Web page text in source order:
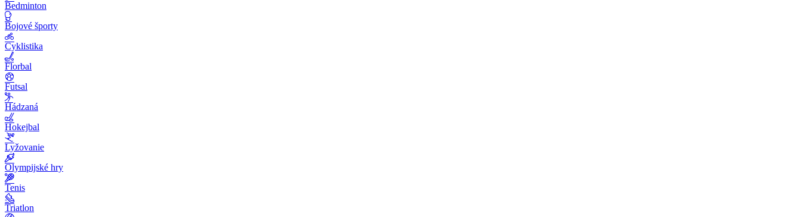
Bedminton
Bojové športy
Cyklistika
Florbal
Futsal
Hádzaná
Hokejbal
Lyžovanie
Olympijské hry
Tenis
Triatlon